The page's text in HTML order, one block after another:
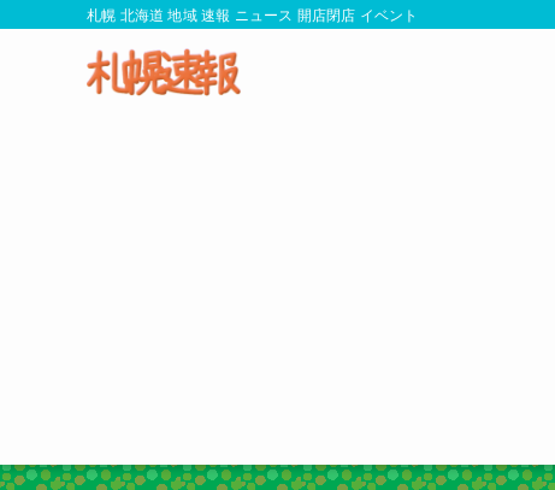
札幌 北海道 地域 速報 ニュース 開店閉店 イベント